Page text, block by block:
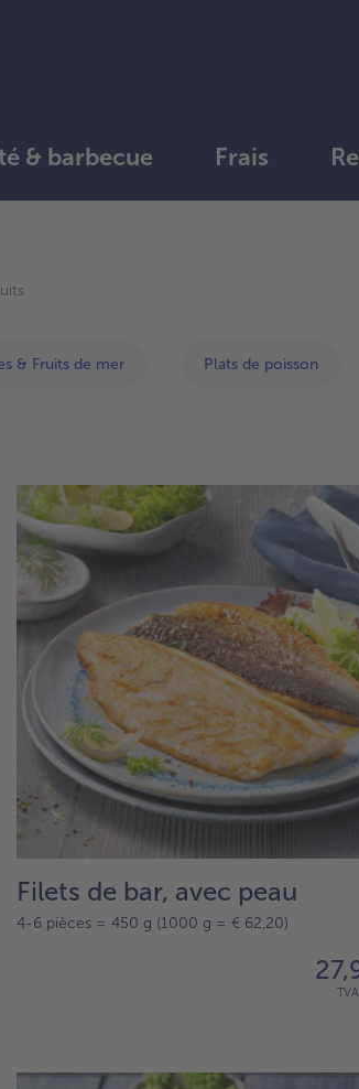
& barbecue Frais
des
articles
liste.
& Fruits de mer Plats de poisson
Filets de bar, avec peau
4-6 pièces = 450 g (1000 g = € 62,20)